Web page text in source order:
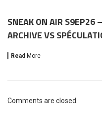
SNEAK ON AIR S9EP26
ARCHIVE VS
Read More
Comments are closed.